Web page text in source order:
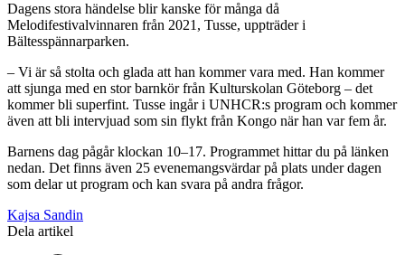
Dagens stora händelse blir kanske för många då
Melodifestivalvinnaren från 2021, Tusse, uppträder i
Bältesspännarparken.
– Vi är så stolta och glada att han kommer vara med. Han kommer
att sjunga med en stor barnkör från Kulturskolan Göteborg – det
kommer bli superfint. Tusse ingår i UNHCR:s program och kommer
även att bli intervjuad som sin flykt från Kongo när han var fem år.
Barnens dag pågår klockan 10–17. Programmet hittar du på länken
nedan. Det finns även 25 evenemangsvärdar på plats under dagen
som delar ut program och kan svara på andra frågor.
Kajsa Sandin
Dela artikel